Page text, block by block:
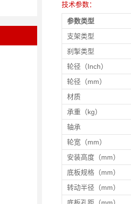
技术参数：
参数类型
支架类型
刹掣类型
轮径（Inch）
轮径（mm）
材质
承重（kg）
轴承
轮宽（mm）
安装高度（mm）
底板规格（mm）
转动半径（mm）